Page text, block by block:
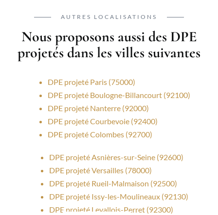
AUTRES LOCALISATIONS
Nous proposons aussi des DPE
projetés dans les villes suivantes
DPE projeté Paris (75000)
DPE projeté Boulogne-Billancourt (92100)
DPE projeté Nanterre (92000)
DPE projeté Courbevoie (92400)
DPE projeté Colombes (92700)
DPE projeté Asnières-sur-Seine (92600)
DPE projeté Versailles (78000)
DPE projeté Rueil-Malmaison (92500)
DPE projeté Issy-les-Moulineaux (92130)
DPE projeté Levallois-Perret (92300)